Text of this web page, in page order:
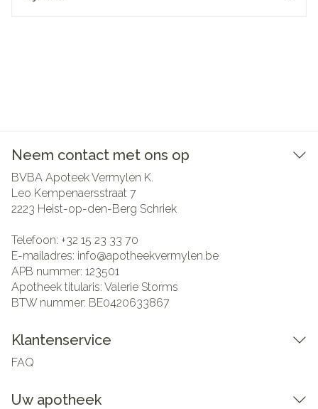
Neem contact met ons op
BVBA Apoteek Vermylen K.
Leo Kempenaersstraat 7
2223 Heist-op-den-Berg Schriek
Telefoon: +32 15 23 33 70
E-mailadres: info@apotheekvermylen.be
APB nummer: 123501
Apotheek titularis: Valerie Storms
BTW nummer: BE0420633867
Klantenservice
FAQ
Uw apotheek